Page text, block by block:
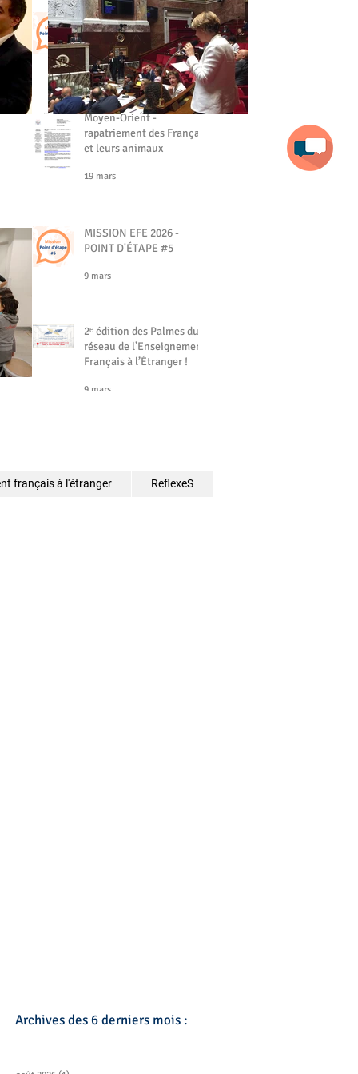
MISSION EFE - POINT
D'ÉTAPE #6
19 mars
Moyen-Orient -
rapatriement des Français
et leurs animaux
19 mars
MISSION EFE 2026 -
POINT D'ÉTAPE #5
9 mars
2ᵉ édition des Palmes du
réseau de l’Enseignement
Français à l’Étranger !
9 mars
Archives des 6 derniers mois :
français à l'étranger ReflexeS